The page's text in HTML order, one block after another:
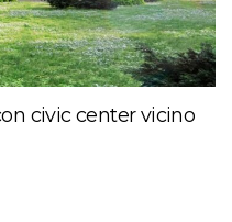
civic center vicino